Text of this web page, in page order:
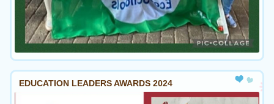
EDUCATION LEADERS AWARDS 2024